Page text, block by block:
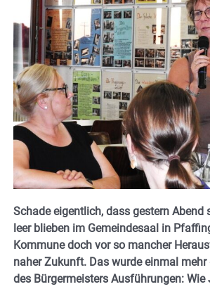
Schade eigentlich, dass gestern Abend
leer blieben im Gemeindesaal in
Kommune doch vor so mancher
naher Zukunft. Das wurde einmal
des Bürgermeisters Ausführungen: Wie